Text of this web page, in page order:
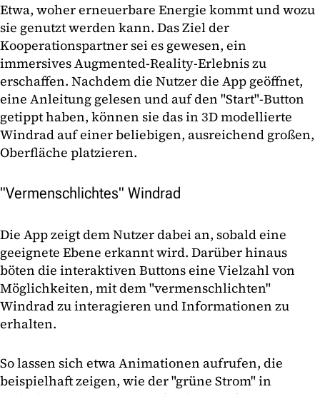
Etwa, woher erneuerbare Energie kommt und wozu
sie genutzt werden kann. Das Ziel der
Kooperationspartner sei es gewesen, ein
immersives Augmented-Reality-Erlebnis zu
erschaffen. Nachdem die Nutzer die App geöffnet,
eine Anleitung gelesen und auf den "Start"-Button
getippt haben, können sie das in 3D modellierte
Windrad auf einer beliebigen, ausreichend großen,
Oberfläche platzieren.
"Vermenschlichtes" Windrad
Die App zeigt dem Nutzer dabei an, sobald eine
geeignete Ebene erkannt wird. Darüber hinaus
böten die interaktiven Buttons eine Vielzahl von
Möglichkeiten, mit dem "vermenschlichten"
Windrad zu interagieren und Informationen zu
erhalten.
So lassen sich etwa Animationen aufrufen, die
beispielhaft zeigen, wie der "grüne Strom" in